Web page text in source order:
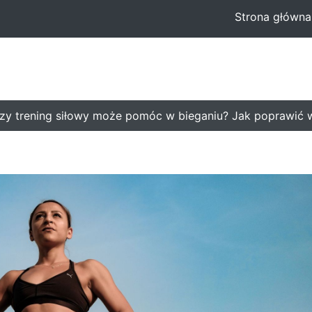
Strona główna
siłowy może pomóc w bieganiu? Jak poprawić